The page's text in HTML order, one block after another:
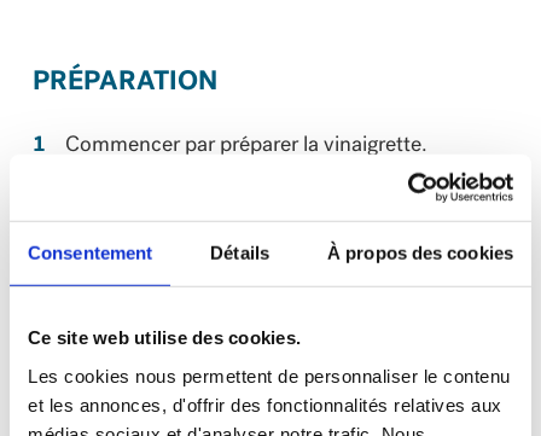
Consentement Détails À propos des cookies
Ce site web utilise des cookies.
Les cookies nous permettent de personnaliser le contenu
et les annonces, d'offrir des fonctionnalités relatives aux
PRÉPARATION
Commencer par préparer la vinaigrette.
Fouetter tous les ingrédients jusqu’à ce que le
Dans un bol, mélanger les haricots verts, la
radis avec la vinaigrette. Garnir d’herbes
salade dans une assiette.